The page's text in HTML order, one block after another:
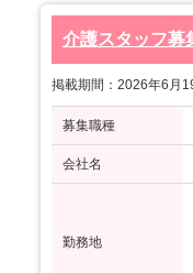
介護スタッフ募
掲載期間：2026年6月
募集職種
会社名
勤務地